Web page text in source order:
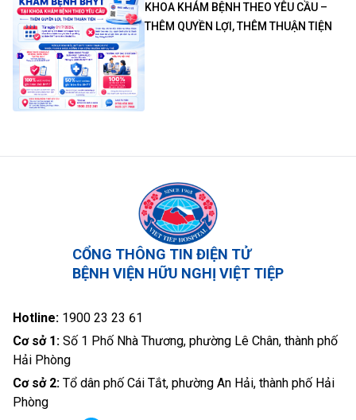
KHOA KHÁM BỆNH THEO YÊU CẦU –
THÊM QUYỀN LỢI, THÊM THUẬN TIỆN
CỔNG THÔNG TIN ĐIỆN TỬ
BỆNH VIỆN HỮU NGHỊ VIỆT TIỆP
Hotline: 1900 23 23 61
Cơ sở 1: Số 1 Phố Nhà Thương, phường Lê Chân, thành phố
Hải Phòng
Cơ sở 2: Tổ dân phố Cái Tắt, phường An Hải, thành phố Hải
Phòng